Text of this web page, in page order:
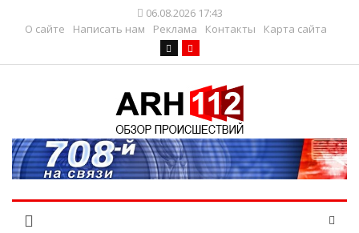
06.08.2026 17:43
О сайте
Написать нам Реклама Контакты Карта сайта